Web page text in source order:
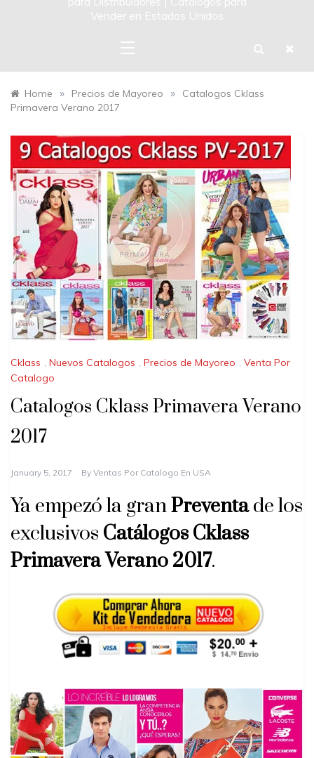
Vender en Estados Unidos
Home » Precios de Mayoreo »
Catalogos Cklass
Primavera Verano 2017
Cklass , Nuevos Catalogos , Precios de Mayoreo , Venta Por
Catalogo
Catalogos Cklass Primavera Verano
2017
January 5, 2017 By Ventas Por Catalogo En USA
Ya empezó la granPreventade los
exclusivos Catálogos Cklass
Primavera Verano 2017.